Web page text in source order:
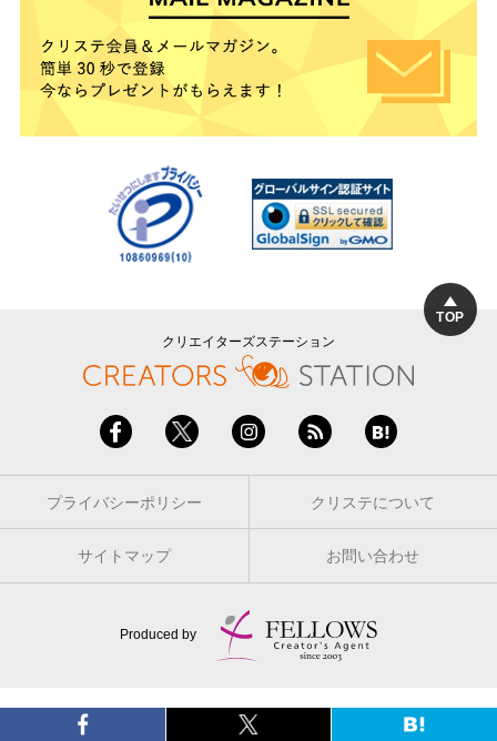
TOP
クリエイターズステーション
プライバシーポリシー クリステについて
サイトマップ お問い合わせ
Produced by
Copyright 2005 - 2026 © FELLOWS Inc. ALL RIGHTS RESERVED